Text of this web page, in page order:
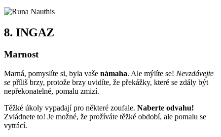
8. INGAZ
Marnost
Marná, pomyslíte si, byla vaše námaha. Ale mýlíte se! Nevzdávejte
se příliš brzy, protože brzy uvidíte, že překážky, které se zdály být
nepřekonatelné, pomalu zmizí.
Těžké úkoly vypadají pro některé zoufale. Naberte odvahu!
Zvládnete to! Je možné, že prožíváte těžké období, ale pomalu se
vytrácí.